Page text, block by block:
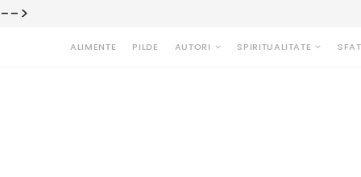
-->
ALIMENTE PILDE AUTORI SPIRITUALITATE